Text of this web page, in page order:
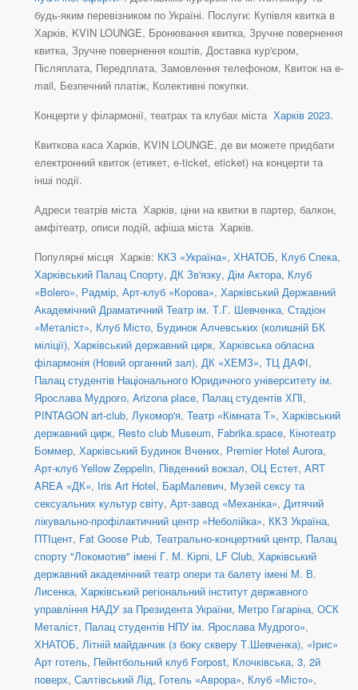
будь-яким перевізником по Україні. Послуги: Купівля квитка в
Харків, KVIN LOUNGE, Бронювання квитка, Зручне повернення
квитка, Зручне повернення коштів, Доставка кур'єром,
Післяплата, Передплата, Замовлення телефоном, Квиток на e-
mail, Безпечний платіж, Колективні покупки.
Концерти у філармонії, театрах та клубах міста Харків 2023.
Квиткова каса Харків, KVIN LOUNGE, де ви можете придбати
електронний квиток (етикет, e-ticket, eticket) на концерти та
інші події.
Адреси театрів міста Харків, ціни на квитки в партер, балкон,
амфітеатр, описи подій, афіша міста Харків.
Популярні місця Харків: ККЗ «Україна», ХНАТОБ, Клуб Спека,
Харківський Палац Спорту, ДК Зв'язку, Дім Актора, Клуб
«Bolero», Радмір, Арт-клуб «Корова», Харківський Державний
Академічний Драматичний Театр ім. Т.Г. Шевченка, Стадіон
«Металіст», Клуб Місто, Будинок Алчевських (колишній БК
міліції), Харківський державний цирк, Харківська обласна
філармонія (Новий органний зал), ДК «ХЕМЗ», ТЦ ДАФІ,
Палац студентів Національного Юридичного університету ім.
Ярослава Мудрого, Arizona place, Палац студентів ХПІ,
PINTAGON art-club, Лукомор'я, Театр «Кімната Т», Харківський
державний цирк, Resto club Museum, Fabrika.space, Кінотеатр
Боммер, Харківський Будинок Вчених, Premier Hotel Aurora,
Арт-клуб Yellow Zeppelin, Південний вокзал, ОЦ Естет, ART
AREA «ДК», Iris Art Hotel, БарМалевич, Музей сексу та
сексуальних культур світу, Арт-завод «Механіка», Дитячий
лікувально-профілактичний центр «Неболійка», ККЗ Україна,
ПТІцент, Fat Goose Pub, Театрально-концертний центр, Палац
спорту "Локомотив" імені Г. М. Кірпі, LF Club, Харківський
державний академічний театр опери та балету імені М. В.
Лисенка, Харківський регіональний інститут державного
управління НАДУ за Президента України, Метро Гагаріна, ОСК
Металіст, Палац студентів НПУ ім. Ярослава Мудрого»,
ХНАТОБ, Літній майданчик (з боку скверу Т.Шевченка), «Ірис»
Арт готель, Пейнтбольний клуб Forpost, Клочківська, 3, 2й
поверх, Салтівський Лід, Готель «Аврора», Клуб «Місто»,